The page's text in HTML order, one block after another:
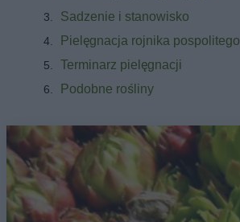
Sadzenie i stanowisko
Pielęgnacja rojnika pospolitego
Terminarz pielęgnacji
Podobne rośliny